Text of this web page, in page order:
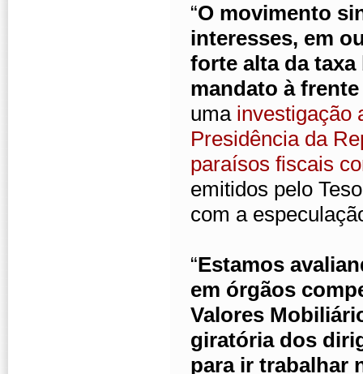
“O movimento
interesses, em
forte alta da
mandato à
uma investigação
Presidência da
paraísos fiscais
emitidos pelo
com a
“Estamos
em órgãos
Valores
giratória dos
para ir trabalhar